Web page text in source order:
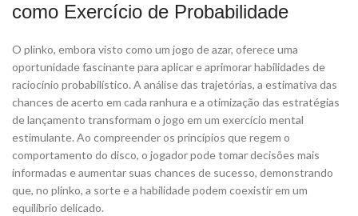
como Exercício de Probabilidade
O plinko, embora visto como um jogo de azar, oferece uma
oportunidade fascinante para aplicar e aprimorar habilidades de
raciocínio probabilístico. A análise das trajetórias, a estimativa das
chances de acerto em cada ranhura e a otimização das estratégias
de lançamento transformam o jogo em um exercício mental
estimulante. Ao compreender os princípios que regem o
comportamento do disco, o jogador pode tomar decisões mais
informadas e aumentar suas chances de sucesso, demonstrando
que, no plinko, a sorte e a habilidade podem coexistir em um
equilíbrio delicado.